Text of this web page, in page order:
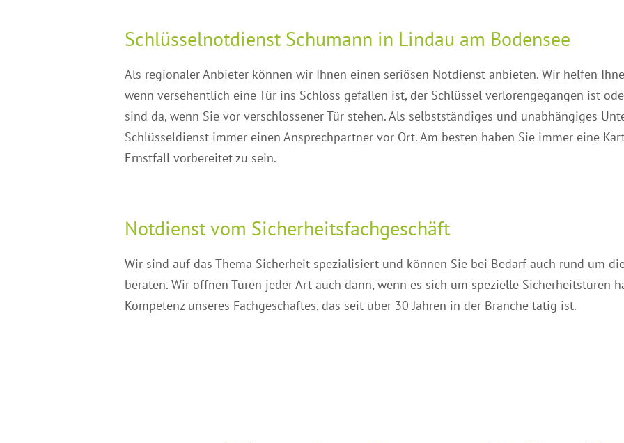
Schlüsselnotdienst Schumann in Lindau am Bodensee
Als regionaler Anbieter können wir Ihnen einen seriösen Notdienst anbieten. Wir helfen
wenn versehentlich eine Tür ins Schloss gefallen ist, der Schlüssel verlorengegangen ist
sind da, wenn Sie vor verschlossener Tür stehen. Als selbstständiges und unabhängiges
Schlüsseldienst immer einen Ansprechpartner vor Ort. Am besten haben Sie immer eine
Ernstfall vorbereitet zu sein.
Notdienst vom Sicherheitsfachgeschäft
Wir sind auf das Thema Sicherheit spezialisiert und können Sie bei Bedarf auch rund um
beraten. Wir öffnen Türen jeder Art auch dann, wenn es sich um spezielle Sicherheitstüren
Kompetenz unseres Fachgeschäftes, das seit über 30 Jahren in der Branche tätig ist.